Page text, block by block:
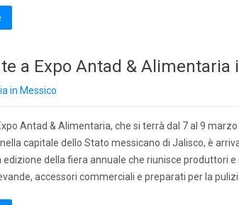
a Expo Antad & Alimentaria
in Messico
Antad & Alimentaria, che si terrà dal 7 al 9
capitale dello Stato messicano di Jalisco, è
della fiera annuale che riunisce produttori
accessori commerciali e preparati per la